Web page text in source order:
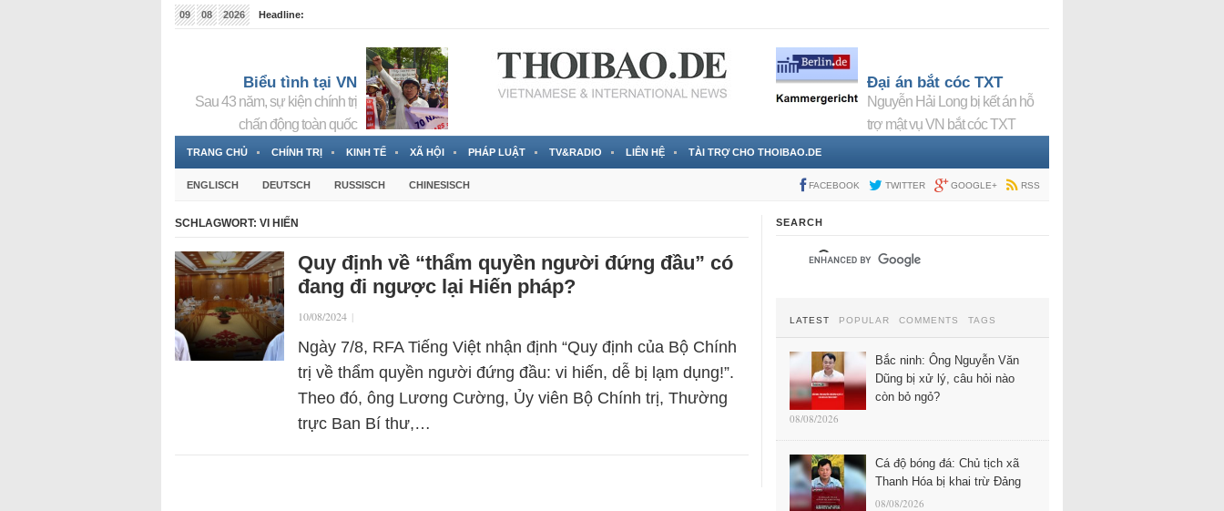
09 08 2026
Headline:
Biểu tình tại VN
Sau 43 năm, sự kiện chính trị
chấn động toàn quốc
Đại án bắt cóc TXT
Nguyễn Hải Long bị kết án hỗ
trợ mật vụ VN bắt cóc TXT
TRANG CHỦ CHÍNH TRỊ KINH TẾ XÃ HỘI PHÁP LUẬT TV&RADIO LIÊN HỆ TÀI TRỢ CHO THOIBAO.DE
ENGLISCH DEUTSCH RUSSISCH CHINESISCH FACEBOOK TWITTER GOOGLE+ RSS
SCHLAGWORT: VI HIẾN
Quy định về “thẩm quyền người đứng đầu” có
đang đi ngược lại Hiến pháp?
10/08/2024 |
Ngày 7/8, RFA Tiếng Việt nhận định “Quy định của Bộ Chính
trị về thẩm quyền người đứng đầu: vi hiến, dễ bị lạm dụng!”.
Theo đó, ông Lương Cường, Ủy viên Bộ Chính trị, Thường
trực Ban Bí thư,…
SEARCH
LATEST POPULAR COMMENTS TAGS
Bắc ninh: Ông Nguyễn Văn
Dũng bị xử lý, câu hỏi nào
còn bỏ ngỏ?
08/08/2026
Cá độ bóng đá: Chủ tịch xã
Thanh Hóa bị khai trừ Đảng
08/08/2026